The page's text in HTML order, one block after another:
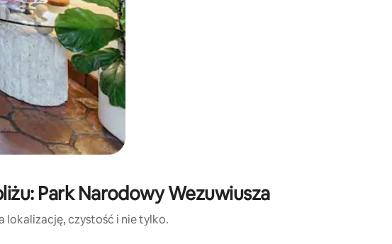
Park Narodowy Wezuwiusza
lokalizację, czystość i nie tylko.